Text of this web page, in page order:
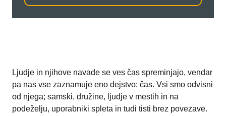
Ljudje in njihove navade se ves čas spreminjajo, vendar
pa nas vse zaznamuje eno dejstvo: čas. Vsi smo odvisni
od njega; samski, družine, ljudje v mestih in na
podeželju, uporabniki spleta in tudi tisti brez povezave.